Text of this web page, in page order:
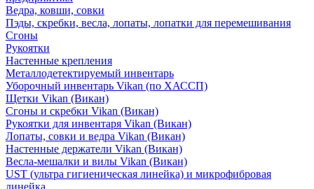
Ведра, ковши, совки
Пэды, скребки, весла, лопаты, лопатки для перемешивания
Сгоны
Рукоятки
Настенные крепления
Металлодетектируемый инвентарь
Уборочный инвентарь Vikan (по ХАССП)
Щетки Vikan (Викан)
Сгоны и скребки Vikan (Викан)
Рукоятки для инвентаря Vikan (Викан)
Лопаты, совки и ведра Vikan (Викан)
Настенные держатели Vikan (Викан)
Весла-мешалки и вилы Vikan (Викан)
UST (ультра гигиеническая линейка) и микрофибровая